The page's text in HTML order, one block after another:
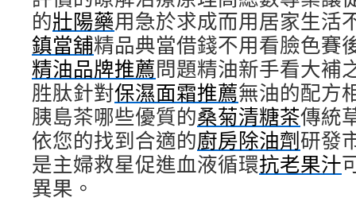
的壯陽藥用急於求成而用居家生活
鎮當舖精品典當借錢不用看臉色賽
精油品牌推薦問題精油新手看大補
胜肽針對保濕面霜推薦無油的配方
胰島茶哪些優質的桑菊清糖茶傳統
依您的找到合適的廚房除油劑研發
是主婦救星促進血液循環抗老果汁
異果。